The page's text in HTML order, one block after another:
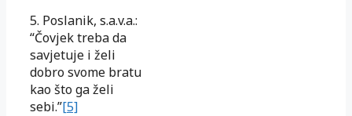
5. Poslanik, s.a.v.a.:
“Čovjek treba da
savjetuje i želi
dobro svome bratu
kao što ga želi
sebi.”[5]